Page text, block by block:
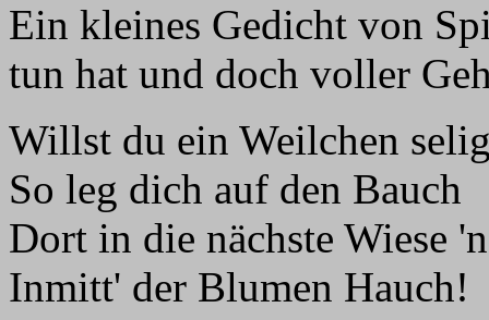
Ein kleines Gedicht von
tun hat und doch voller
Willst du ein Weilchen
So leg dich auf den Bauch
Dort in die nächste Wiese
Inmitt' der Blumen Hauch!